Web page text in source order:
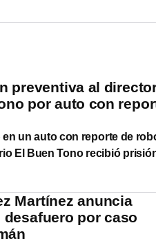
preventiva al
por auto con
un auto con reporte de
El Buen Tono recibió
Martínez anuncia
desafuero por caso